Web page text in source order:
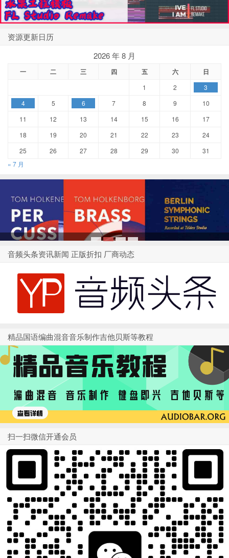
资源更新日历
2026 年 8 月
一 二 三 四 五 六 日
1 2
3
4
5 6 7 8 9
10
11
12 13 14 15 16
17
18
19 20 21 22 23
24
25
26 27 28 29 30
31
« 7 月
1 2 3 4
音频头条资讯新闻 正版折扣 厂商动态
精品国语编曲混音音乐制作吉他贝斯等教程
扫一扫微信开通会员